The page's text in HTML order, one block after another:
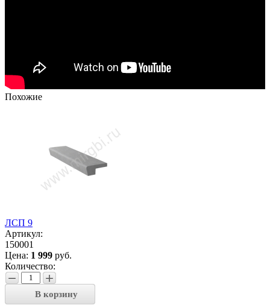
Похожие
ЛСП 9
Артикул:
150001
Цена: 1 999 руб.
Количество:
− +
В корзину